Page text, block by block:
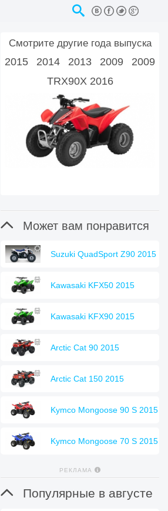
Смотрите другие года выпуска
TRX90X 2016
2015 2014 2013 2009 2009
 Может вам понравится
Suzuki QuadSport Z90 2015
Kawasaki KFX50 2015
Kawasaki KFX90 2015
Arctic Cat 90 2015
Arctic Cat 150 2015
Kymco Mongoose 90 S 2015
Kymco Mongoose 70 S 2015
РЕКЛАМА
 Популярные в августе